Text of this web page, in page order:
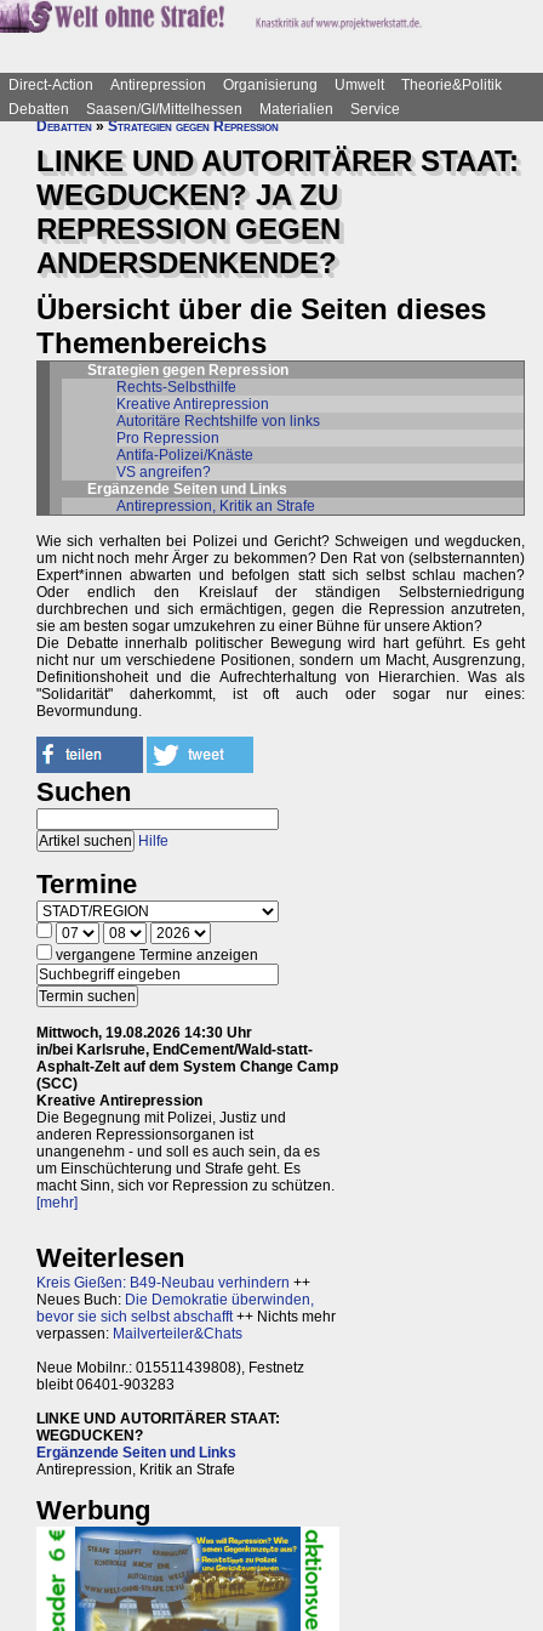
Direct-Action Antirepression Organisierung Umwelt
Theorie&Politik
Debatten
Saasen/GI/Mittelhessen Materialien
Service
Debatten»Strategien gegen Repression
LINKE UND AUTORITÄRER STAAT:
WEGDUCKEN? JA ZU
REPRESSION GEGEN
ANDERSDENKENDE?
Übersicht über die Seiten dieses
Themenbereichs
Strategien gegen Repression
Rechts-Selbsthilfe
Kreative Antirepression
Autoritäre Rechtshilfe von links
Pro Repression
Antifa-Polizei/Knäste
VS angreifen?
Ergänzende Seiten und Links
Antirepression, Kritik an Strafe
Wie sich verhalten bei Polizei und Gericht? Schweigen und wegducken,
um nicht noch mehr Ärger zu bekommen? Den Rat von (selbsternannten)
Expert*innen abwarten und befolgen statt sich selbst schlau machen?
Oder endlich den Kreislauf der ständigen Selbsterniedrigung
durchbrechen und sich ermächtigen, gegen die Repression anzutreten,
sie am besten sogar umzukehren zu einer Bühne für unsere Aktion?
Die Debatte innerhalb politischer Bewegung wird hart geführt. Es geht
nicht nur um verschiedene Positionen, sondern um Macht, Ausgrenzung,
Definitionshoheit und die Aufrechterhaltung von Hierarchien. Was als
"Solidarität" daherkommt, ist oft auch oder sogar nur eines:
Bevormundung.
Suchen
Hilfe
Termine
vergangene Termine anzeigen
Mittwoch, 19.08.2026 14:30 Uhr
in/bei Karlsruhe, EndCement/Wald-statt-
Asphalt-Zelt auf dem System Change Camp
(SCC)
Kreative Antirepression
Die Begegnung mit Polizei, Justiz und
anderen Repressionsorganen ist
unangenehm - und soll es auch sein, da es
um Einschüchterung und Strafe geht. Es
macht Sinn, sich vor Repression zu schützen.
[mehr]
Weiterlesen
Kreis Gießen: B49-Neubau verhindern ++
Neues Buch: Die Demokratie überwinden,
bevor sie sich selbst abschafft++ Nichts mehr
verpassen: Mailverteiler&Chats
Neue Mobilnr.: 015511439808), Festnetz
bleibt 06401-903283
LINKE UND AUTORITÄRER STAAT:
WEGDUCKEN?
Ergänzende Seiten und Links
Antirepression, Kritik an Strafe
Werbung